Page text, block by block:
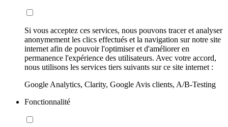
Si vous acceptez ces services, nous pouvons tracer et analyser
anonymement les clics effectués et la navigation sur notre site
internet afin de pouvoir l'optimiser et d'améliorer en
permanence l'expérience des utilisateurs. Avec votre accord,
nous utilisons les services tiers suivants sur ce site internet :
Google Analytics, Clarity, Google Avis clients, A/B-Testing
Fonctionnalité